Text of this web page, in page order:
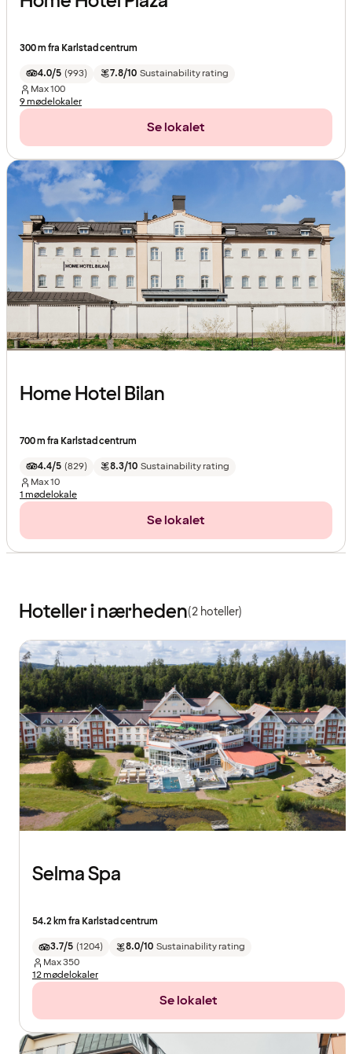
300 m fra Karlstad centrum
4.0/5 (993) 7.8/10 Sustainability rating
Max100
9 mødelokaler
Se lokalet
Home Hotel Bilan
700 m fra Karlstad centrum
4.4/5 (829) 8.3/10 Sustainability rating
Max10
1 mødelokale
Se lokalet
Hoteller i nærheden(2 hoteller)
Selma Spa
54.2 km fra Karlstad centrum
3.7/5 (1204) 8.0/10 Sustainability rating
Max350
12 mødelokaler
Se lokalet